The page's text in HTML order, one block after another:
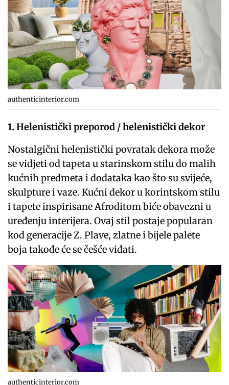
authenticinterior.com
1. Helenistički preporod / helenistički dekor
Nostalgični helenistički povratak dekora može
se vidjeti od tapeta u starinskom stilu do malih
kućnih predmeta i dodataka kao što su svijeće,
skulpture i vaze. Kućni dekor u korintskom stilu
i tapete inspirisane Afroditom biće obavezni u
uređenju interijera. Ovaj stil postaje popularan
kod generacije Z. Plave, zlatne i bijele palete
boja takođe će se češće viđati.
authenticinterior.com